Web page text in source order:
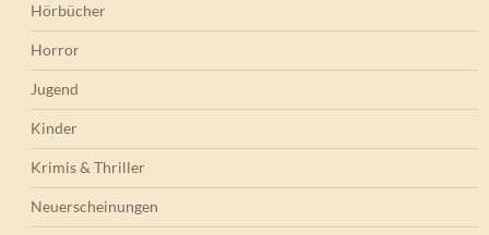
Hörbücher
Horror
Jugend
Kinder
Krimis & Thriller
Neuerscheinungen